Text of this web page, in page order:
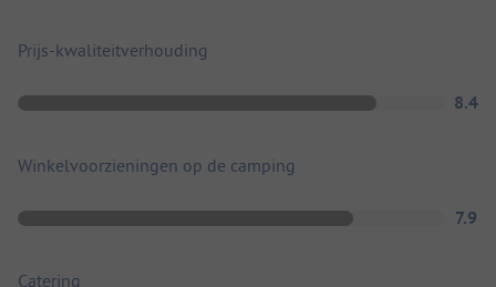
Prijs-kwaliteitverhouding
8.4
Winkelvoorzieningen op de camping
7.9
Catering